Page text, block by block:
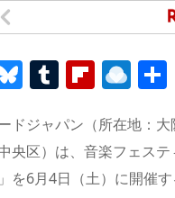
Bl
u
e
sk
y
T
u
m
bl
r
Fl
ip
b
o
ar
R
ai
n
d
ro
ドジャパン（所在地：
央区）は、音楽フェス
を6月4日（土）に開催す